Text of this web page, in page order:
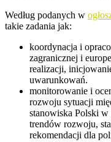
Według podanych w
takie zadania jak:
koordynacja i
zagranicznej i
realizacji,
uwarunkowań.
monitorowanie i
rozwoju sytuacji
stanowiska Polski
trendów rozwoju,
rekomendacji dla